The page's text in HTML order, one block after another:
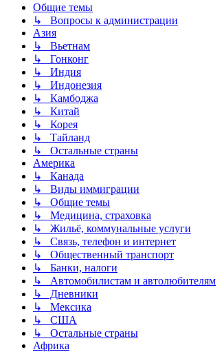
Общие темы
↳ Вопросы к администрации
Азия
↳ Вьетнам
↳ Гонконг
↳ Индия
↳ Индонезия
↳ Камбоджа
↳ Китай
↳ Корея
↳ Тайланд
↳ Остальные страны
Америка
↳ Канада
↳ Виды иммиграции
↳ Общие темы
↳ Медицина, страховка
↳ Жильё, коммунальные услуги
↳ Связь, телефон и интернет
↳ Общественный транспорт
↳ Банки, налоги
↳ Автомобилистам и автолюбителям
↳ Дневники
↳ Мексика
↳ США
↳ Остальные страны
Африка